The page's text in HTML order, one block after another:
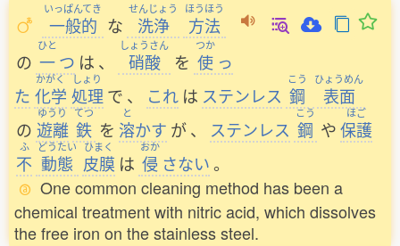
いっぱんてき
一般的 な
せんじょう
洗浄
ほうほう
方法
の
ひと
一つ は 、
しょうさん
硝酸 を
つか
使 っ
た
かがく
化学
しょり
処理 で 、 これ は ステンレス
こう
鋼
ひょうめん
表面
の
ゆうり
遊離
てつ
鉄 を
と
溶かす が、 ステンレス
こう
鋼 や
ほご
保護
ふ
不
どうたい
動態
ひまく
皮膜 は
おか
侵 さない。
One common cleaning method has been a
chemical treatment with nitric acid, which dissolves
the free iron on the stainless steel.